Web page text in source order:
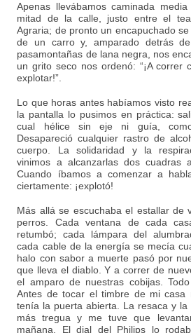
Apenas llevábamos caminada
mitad de la calle, justo entre el
Agraria; de pronto un encapuchado
de un carro y, amparado detrás
pasamontañas de lana negra, nos
un grito seco nos ordenó: “¡A correr
explotar!”.
Lo que horas antes habíamos visto
la pantalla lo pusimos en práctica:
cual hélice sin eje ni guía,
Desapareció cualquier rastro de
cuerpo. La solidaridad y la
vinimos a alcanzarlas dos cuadras
Cuando íbamos a comenzar a
ciertamente: ¡explotó!
Más allá se escuchaba el estallar de
perros. Cada ventana de cada
retumbó; cada lámpara del
cada cable de la energía se mecía
halo con sabor a muerte pasó por
que lleva el diablo. Y a correr de
el amparo de nuestras cobijas.
Antes de tocar el timbre de mi casa
tenía la puerta abierta. La resaca y
más tregua y me tuve que
mañana. El dial del Philips lo